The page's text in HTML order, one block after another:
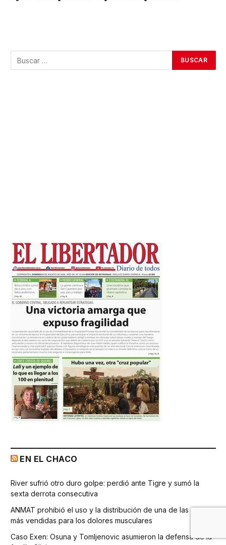
EN EL CHACO
River sufrió otro duro golpe: perdió ante Tigre y sumó la
sexta derrota consecutiva
ANMAT prohibió el uso y la distribución de una de las cremas
más vendidas para los dolores musculares
Caso Exen: Osuna y Tomljenovic asumieron la defensa de la